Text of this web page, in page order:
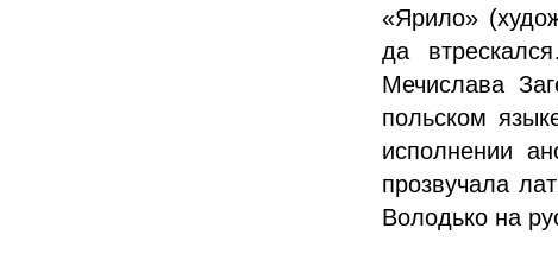
«Ярило»
да
Мечислава
польском
исполнении
прозвучала
Володько на